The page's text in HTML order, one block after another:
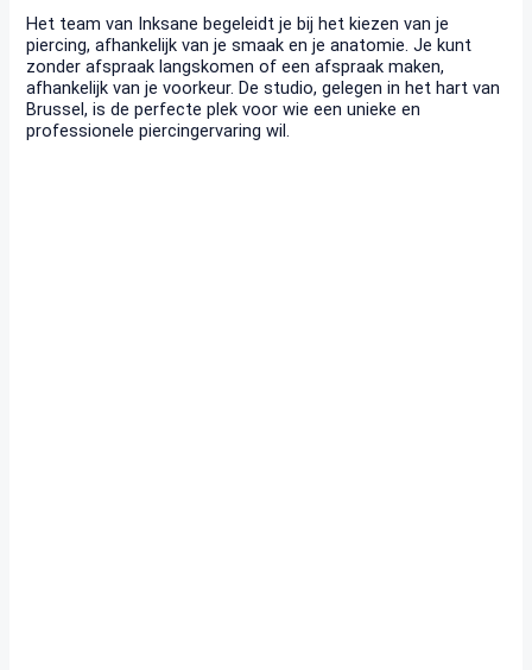
Het team van Inksane begeleidt je bij het kiezen van je
piercing, afhankelijk van je smaak en je anatomie. Je kunt
zonder afspraak langskomen of een afspraak maken,
afhankelijk van je voorkeur. De studio, gelegen in het hart van
Brussel, is de perfecte plek voor wie een unieke en
professionele piercingervaring wil.